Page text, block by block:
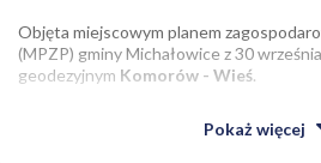
Objęta miejscowym planem
(MPZP) gminy Michałowice z 30
geodezyjnym Komorów - Wieś.
Najważniejsze ustalenia MPZP:
Pokaż więcej